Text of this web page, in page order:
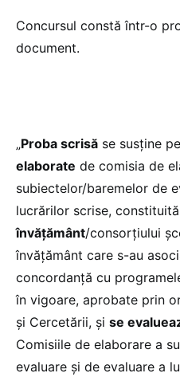
Concursul constă într-o
document.
„Proba scrisă se susține pe
elaborate de comisia de
subiectelor/baremelor de
lucrărilor scrise, constituită
învățământ/consorțiului
învățământ care s-au
concordanță cu
în vigoare, aprobate prin
și Cercetării, și se
Comisiile de elaborare a
evaluare și de evaluare a